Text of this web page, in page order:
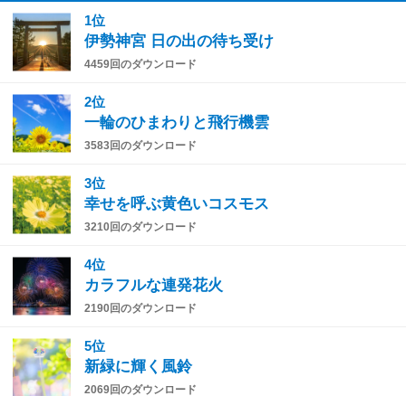
1位
伊勢神宮 日の出の待ち受け
4459回のダウンロード
2位
一輪のひまわりと飛行機雲
3583回のダウンロード
3位
幸せを呼ぶ黄色いコスモス
3210回のダウンロード
4位
カラフルな連発花火
2190回のダウンロード
5位
新緑に輝く風鈴
2069回のダウンロード